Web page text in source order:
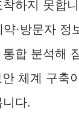
하지 못합
약·방문자 정
합 분석해
체계 구축
다.